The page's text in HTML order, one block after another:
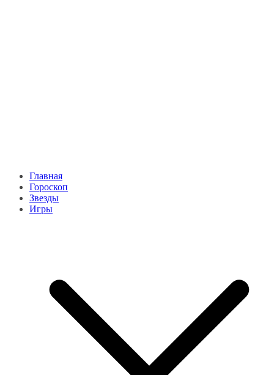
Главная
Гороскоп
Звезды
Игры